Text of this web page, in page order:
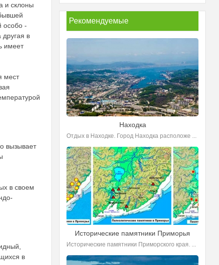
и склоны
особо -
другая в
имеет
мест
вызывает
в своем
в
Рекомендуемые
Находка
Отдых в Находке. Город Находка расположе ...
Исторические памятники Приморья
Исторические памятники Приморского края. ...